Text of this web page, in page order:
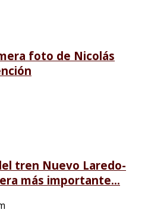
foto de Nicolás
tren Nuevo Laredo-
más importante...